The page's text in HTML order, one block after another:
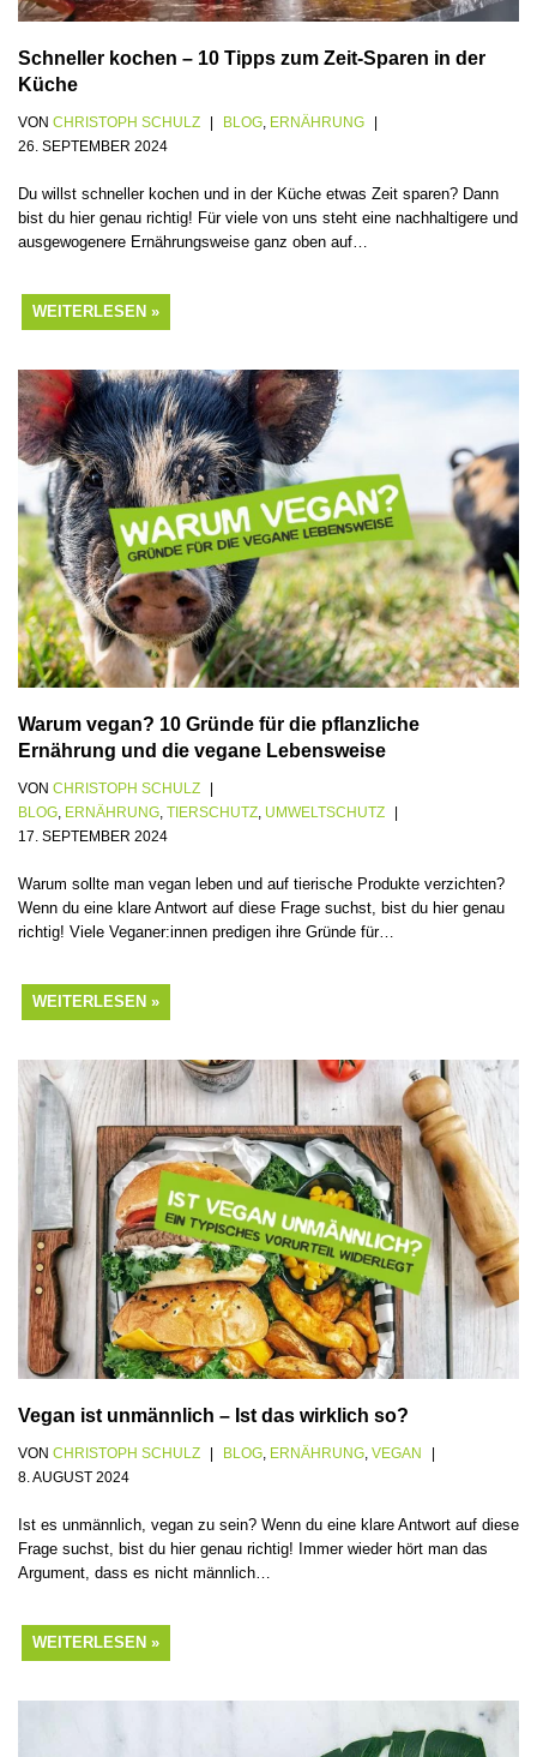
Schneller kochen – 10 Tipps zum Zeit-Sparen in der
Küche
VON CHRISTOPH SCHULZ BLOG ERNÄHRUNG
26. SEPTEMBER 2024
Du willst schneller kochen und in der Küche etwas Zeit sparen? Dann
bist du hier genau richtig! Für viele von uns steht eine nachhaltigere und
ausgewogenere Ernährungsweise ganz oben auf…
WEITERLESEN »
Warum vegan? 10 Gründe für die pflanzliche
Ernährung und die vegane Lebensweise
VON CHRISTOPH SCHULZ
BLOG
ERNÄHRUNG TIERSCHUTZ UMWELTSCHUTZ
17. SEPTEMBER 2024
Warum sollte man vegan leben und auf tierische Produkte verzichten?
Wenn du eine klare Antwort auf diese Frage suchst, bist du hier genau
richtig! Viele Veganer:innen predigen ihre Gründe für…
WEITERLESEN »
Vegan ist unmännlich – Ist das wirklich so?
VON CHRISTOPH SCHULZ BLOG ERNÄHRUNG VEGAN
8. AUGUST 2024
Ist es unmännlich, vegan zu sein? Wenn du eine klare Antwort auf diese
Frage suchst, bist du hier genau richtig! Immer wieder hört man das
Argument, dass es nicht männlich…
WEITERLESEN »